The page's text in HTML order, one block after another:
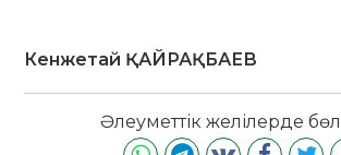
Кенжетай ҚАЙРАҚБАЕВ
Әлеуметтік желілерде